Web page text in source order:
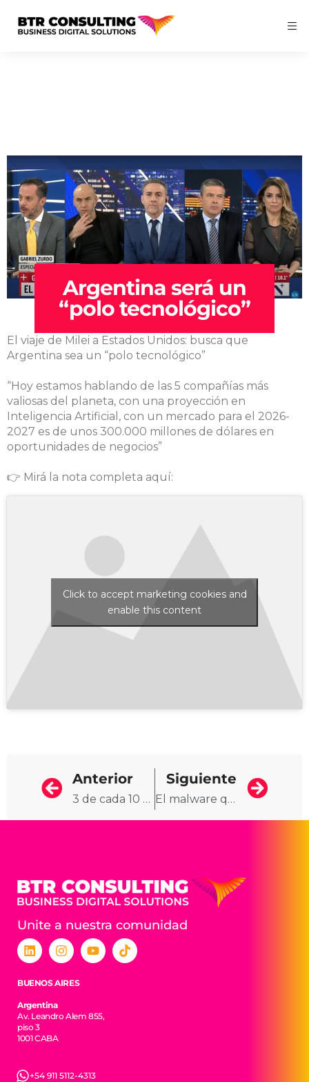
Argentina será un
“polo tecnológico”
El viaje de Milei a Estados Unidos: busca que
Argentina sea un “polo tecnológico”
“Hoy estamos hablando de las 5 compañías más
valiosas del planeta, con una proyección en
Inteligencia Artificial, con un mercado para el 2026-
2027 es de unos 300.000 millones de dólares en
oportunidades de negocios”
👉 Mirá la nota completa aquí:
Click to accept marketing cookies and
enable this content
Anterior
3 de cada 10 empresas argentinas trabajan con inteligencia artificial
Siguiente
El malware que toma el control de tu teléfono
Unite a nuestra comunidad
BUENOS AIRES
Argentina
Av. Leandro Alem 855,
piso 3
1001 CABA
+54 911 5112-4313